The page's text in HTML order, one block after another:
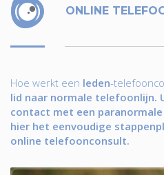
ONLINE
Hoe werkt een leden-
lid naar normale telefoonlijn.
contact met een
hier het eenvoudige
online telefoonconsult.